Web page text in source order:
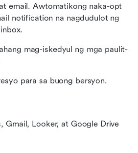
email. Awtomatikong naka-opt
notification na nagdudulot ng
mag-iskedyul ng mga paulit-
para sa buong bersyon.
Gmail, Looker, at Google Drive